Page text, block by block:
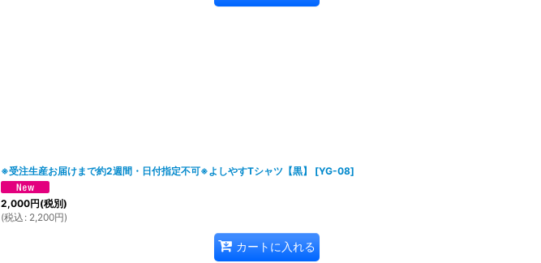
※受注生産お届けまで約2週間・日付指定不可※よしやすTシャツ【黒】 [YG-08]
2,000円(税別)
(税込 : 2,200円)
カートに入れる